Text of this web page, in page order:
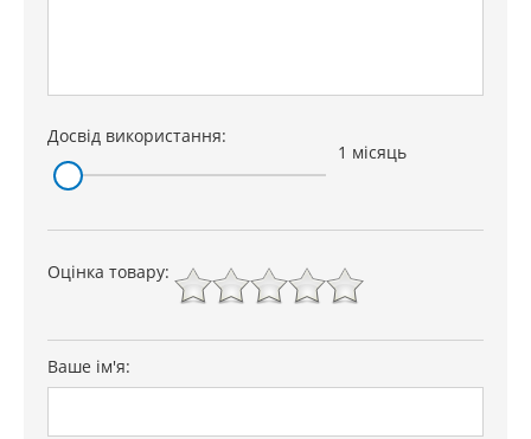
Досвід використання:
1 місяць
Оцінка товару:
Ваше ім'я: